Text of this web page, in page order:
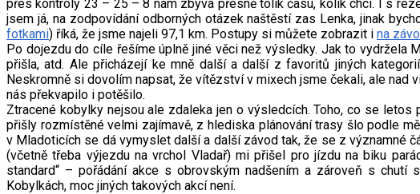
přes kontroly 23 – 25 – 8 nám zbývá přesně tolik času, kolik chci. I s
jsem já, na zodpovídání odborných otázek naštěstí zas Lenka, jinak
fotkami) říká, že jsme najeli 97,1 km. Postupy si můžete zobrazit i na
Po dojezdu do cíle řešíme úplně jiné věci než výsledky. Jak to vydržela
přišla, atd. Ale přicházejí ke mně další a další z favoritů jiných
Neskromně si dovolím napsat, že vítězství v mixech jsme čekali, ale
nás překvapilo i potěšilo.
Ztracené kobylky nejsou ale zdaleka jen o výsledcích. Toho, co se
přišly rozmístěné velmi zajímavě, z hlediska plánování trasy šlo podle
v Mladoticích se dá vymyslet další a další závod tak, že se z významné
(včetně třeba výjezdu na vrchol Vladař) mi přišel pro jízdu na biku
standard“ – pořádání akce s obrovským nadšením a zároveň s
Kobylkách, moc jiných takových akcí není.